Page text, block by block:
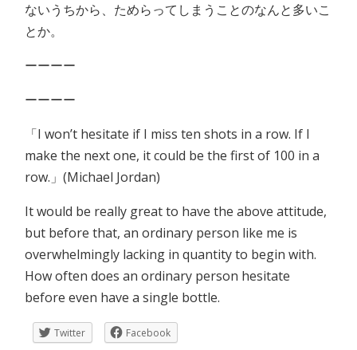
ないうちから、ためらってしまうことのなんと多いこ
とか。
ーーーー
ーーーー
「I won’t hesitate if I miss ten shots in a row. If I
make the next one, it could be the first of 100 in a
row.」(Michael Jordan)
It would be really great to have the above attitude,
but before that, an ordinary person like me is
overwhelmingly lacking in quantity to begin with.
How often does an ordinary person hesitate
before even have a single bottle.
Twitter Facebook